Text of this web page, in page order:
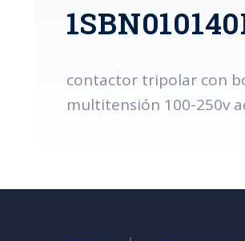
contactor tripolar con
multitensión 100-250v